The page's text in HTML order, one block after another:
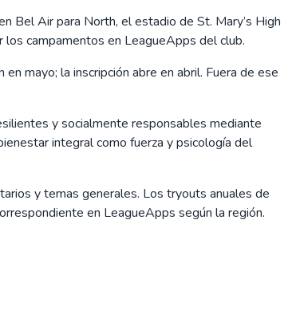
Bel Air para North, el estadio de St. Mary’s High
los campamentos en LeagueApps del club.
mayo; la inscripción abre en abril. Fuera de ese
y socialmente responsables mediante
integral como fuerza y psicología del
y temas generales. Los tryouts anuales de
en LeagueApps según la región.